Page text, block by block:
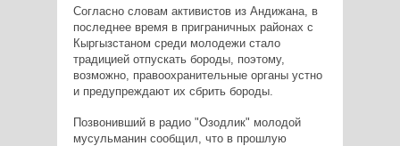
Согласно словам активистов из Андижана, в
последнее время в приграничных районах с
Кыргызстаном среди молодежи стало
традицией отпускать бороды, поэтому,
возможно, правоохранительные органы устно
и предупреждают их сбрить бороды.
Позвонивший в радио "Озодлик" молодой
мусульманин сообщил, что в прошлую